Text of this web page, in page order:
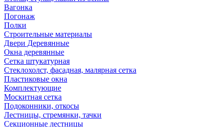
Вагонка
Погонаж
Полки
Строительные материалы
Двери Деревянные
Окна деревянные
Сетка штукатурная
Стеклохолст, фасадная, малярная сетка
Пластиковые окна
Комплектующие
Москитная сетка
Подоконники, откосы
Лестницы, стремянки, тачки
Секционные лестницы